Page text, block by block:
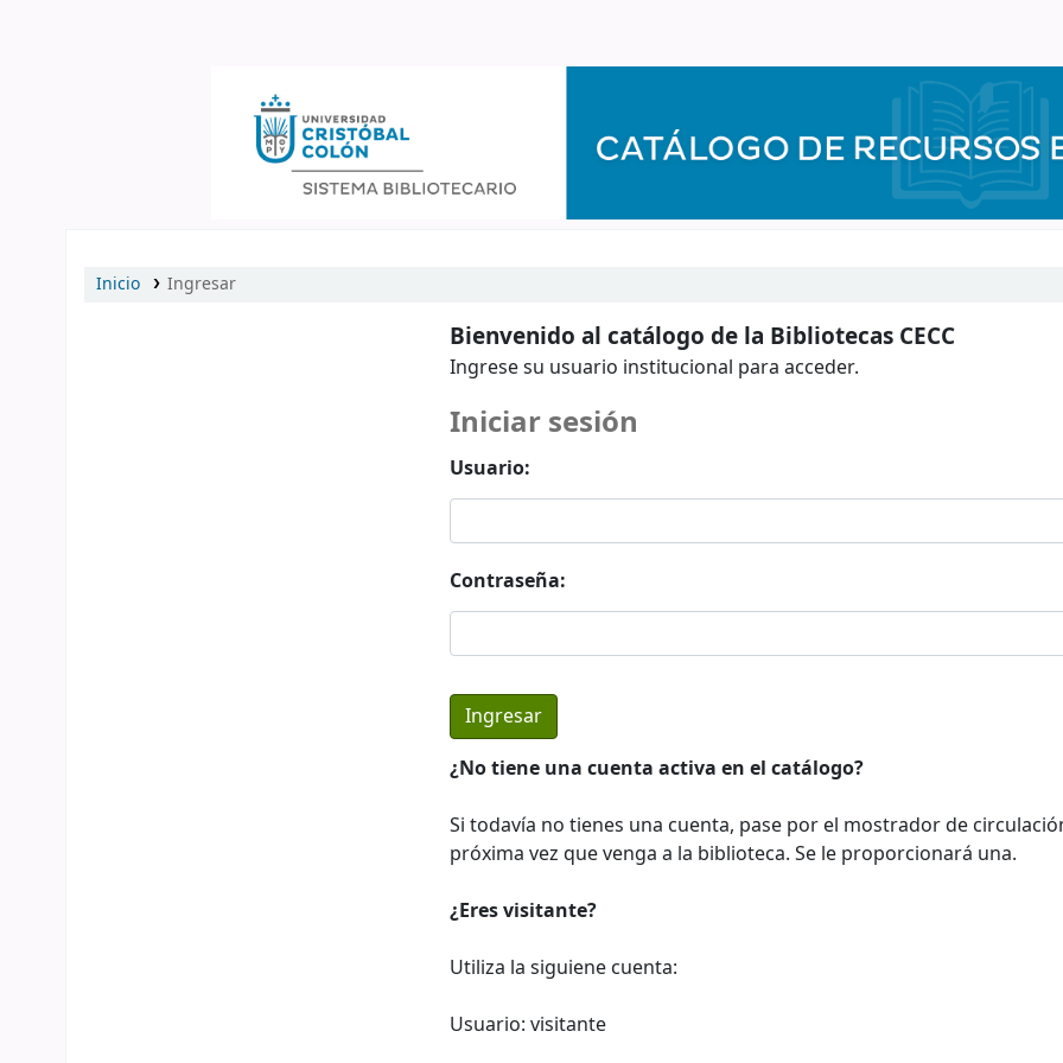
Inicio Ingresar
Bienvenido al catálogo de la Bibliotecas CECC
Ingrese su usuario institucional para acceder.
Iniciar sesión
Usuario:
Contraseña:
¿No tiene una cuenta activa en el catálogo?
Si todavía no tienes una cuenta, pase por el mostrador de
próxima vez que venga a la biblioteca. Se le proporcionará una.
¿Eres visitante?
Utiliza la siguiene cuenta:
Usuario: visitante